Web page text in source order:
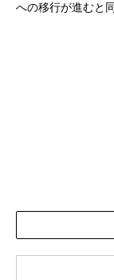
への移行が進むと